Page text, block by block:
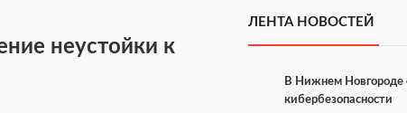
неустойки к
ЛЕНТА НОВОСТЕЙ
В Нижнем Новгороде
кибербезопасности